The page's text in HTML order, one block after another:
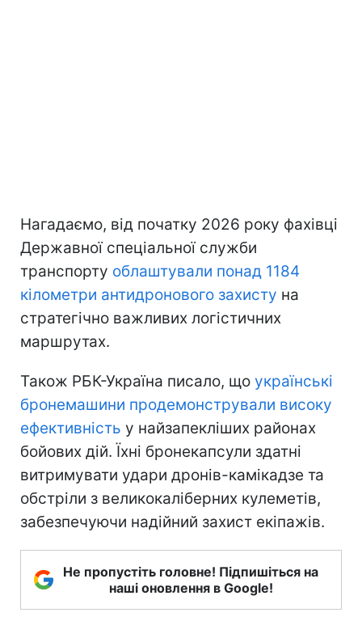
Нагадаємо, від початку 2026 року фахівці
Державної спеціальної служби
транспорту облаштували понад 1184
кілометри антидронового захисту на
стратегічно важливих логістичних
маршрутах.
Також РБК-Україна писало, що українські
бронемашини продемонстрували високу
ефективність у найзапекліших районах
бойових дій. Їхні бронекапсули здатні
витримувати удари дронів-камікадзе та
обстріли з великокаліберних кулеметів,
забезпечуючи надійний захист екіпажів.
Не пропустіть головне! Підпишіться на
наші оновлення в Google!